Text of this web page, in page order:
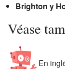
Brighton y
Véase
En